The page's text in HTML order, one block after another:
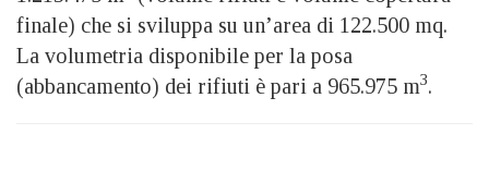
finale) che si sviluppa su un’area di 122.500 mq.
La volumetria disponibile per la posa
(abbancamento) dei rifiuti è pari a 965.975 m3.